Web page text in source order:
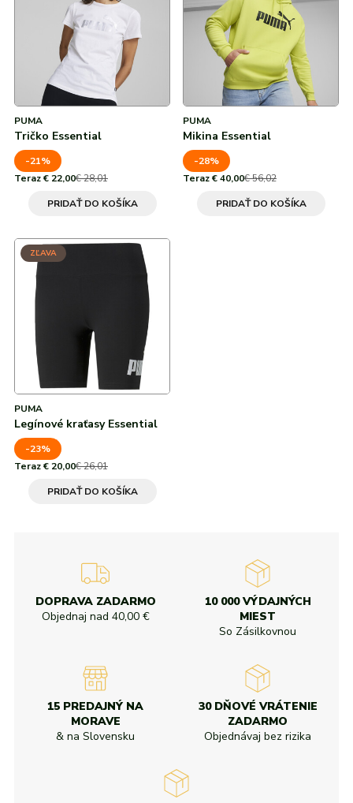
Nike Puma Kama Northfinder
Eisbär
Všetky značky
Všetky značky
Od najvyššej zľavy
PUMA
Tričko Essential
-21%
Teraz € 22,00€ 28,01
PRIDAŤ DO KOŠÍKA
PUMA
Mikina Essential
-28%
Teraz € 40,00€ 56,02
PRIDAŤ DO KOŠÍKA
ZĽAVA
PUMA
Legínové kraťasy Essential
-23%
Teraz € 20,00€ 26,01
PRIDAŤ DO KOŠÍKA
DOPRAVA ZADARMO
Objednaj nad 40,00 €
10 000 VÝDAJNÝCH
MIEST
So Zásilkovnou
15 PREDAJNÝ NA
MORAVE
& na Slovensku
30 DŇOVÉ VRÁTENIE
ZADARMO
Objednávaj bez rizika